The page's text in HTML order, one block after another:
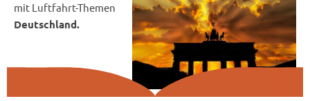
mit Luftfahrt-Themen
Deutschland.